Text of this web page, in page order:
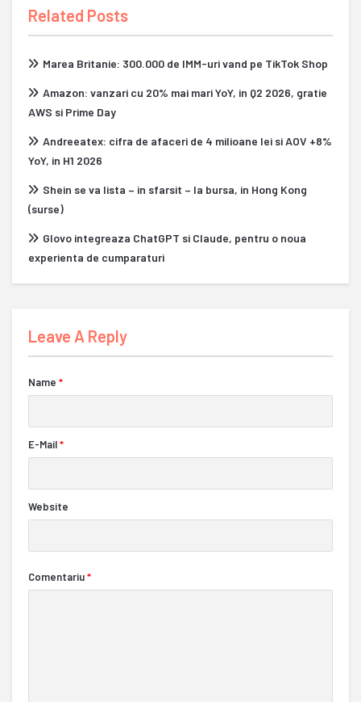
Related Posts
Marea Britanie: 300.000 de IMM-uri vand pe TikTok Shop
Amazon: vanzari cu 20% mai mari YoY, in Q2 2026, gratie
AWS si Prime Day
Andreeatex: cifra de afaceri de 4 milioane lei si AOV +8%
YoY, in H1 2026
Shein se va lista – in sfarsit – la bursa, in Hong Kong
(surse)
Glovo integreaza ChatGPT si Claude, pentru o noua
experienta de cumparaturi
Leave A Reply
Name *
E-Mail*
Website
Comentariu*